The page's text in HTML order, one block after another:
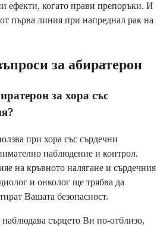
ефекти, когато прави препоръки. И
от първа линия при напреднал рак на
за абиратерон
за хора със
при хора със сърдечни
наблюдение и контрол.
на кръвното налягане и сърдечния
и онколог ще трябва да
Вашата безопасност.
сърцето Ви по-отблизо,